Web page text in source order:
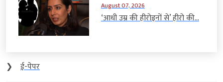
August 07, 2026
‘आधी उम्र की हीरोइनों से’ हीरो की...
❯
ई-पेपर